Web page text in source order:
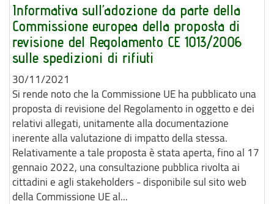
Informativa sull’adozione da parte della
Commissione europea della proposta di
revisione del Regolamento CE 1013/2006
sulle spedizioni di rifiuti
30/11/2021
Si rende noto che la Commissione UE ha pubblicato una
proposta di revisione del Regolamento in oggetto e dei
relativi allegati, unitamente alla documentazione
inerente alla valutazione di impatto della stessa.
Relativamente a tale proposta è stata aperta, fino al 17
gennaio 2022, una consultazione pubblica rivolta ai
cittadini e agli stakeholders - disponibile sul sito web
della Commissione UE al...